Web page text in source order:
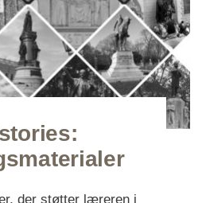
der støtter læreren i